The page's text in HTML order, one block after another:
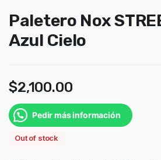
Paletero Nox
Azul Cielo
$2,100.00
Pedir más información
Out of stock